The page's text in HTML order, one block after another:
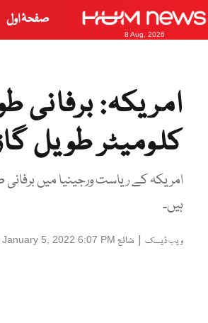
8 Aug, 2026
صفحۂ اول
کلومیٹر طویل
امریکہ کے ریاست ورجینیا میں
ہیں۔
ویب ڈیسک | شائع January 5, 2022 6:07 PM